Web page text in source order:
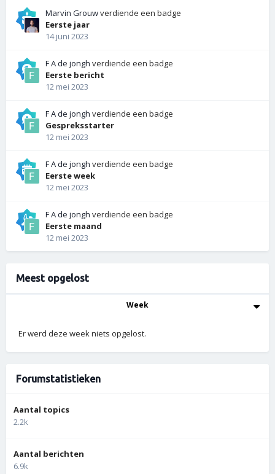
Marvin Grouwverdiende een badge
Eerste jaar
14 juni 2023
F A de jongh verdiende een badge
Eerste bericht
12 mei 2023
F A de jongh verdiende een badge
Gespreksstarter
12 mei 2023
F A de jongh verdiende een badge
Eerste week
12 mei 2023
F A de jongh verdiende een badge
Eerste maand
12 mei 2023
Meest opgelost
Week
Er werd deze week niets opgelost.
Forumstatistieken
Aantal topics
2.2k
Aantal berichten
6.9k